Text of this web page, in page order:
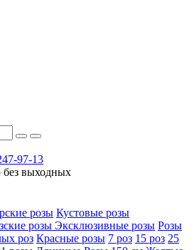
97-13
без выходных
розы Кустовые розы
розы Эксклюзивные розы Розы
роз Красные розы 7 роз 15 роз 25